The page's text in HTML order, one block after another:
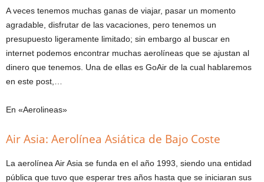
A veces tenemos muchas ganas de viajar, pasar un momento
agradable, disfrutar de las vacaciones, pero tenemos un
presupuesto ligeramente limitado; sin embargo al buscar en
internet podemos encontrar muchas aerolíneas que se ajustan al
dinero que tenemos. Una de ellas es GoAir de la cual hablaremos
en este post,…
En «Aerolineas»
Air Asia: Aerolínea Asiática de Bajo Coste
La aerolínea Air Asia se funda en el año 1993, siendo una entidad
pública que tuvo que esperar tres años hasta que se iniciaran sus